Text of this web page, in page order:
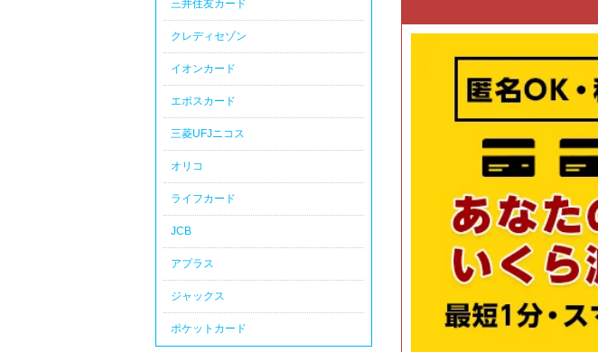
三井住友カード
クレディセゾン
イオンカード
エポスカード
三菱UFJニコス
オリコ
ライフカード
JCB
アプラス
ジャックス
ポケットカード